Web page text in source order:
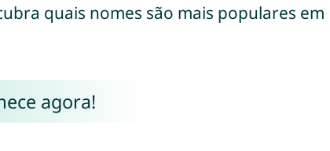
quais nomes são mais populares em
agora!